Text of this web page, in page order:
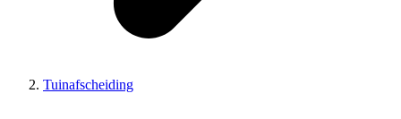
Tuinafscheiding